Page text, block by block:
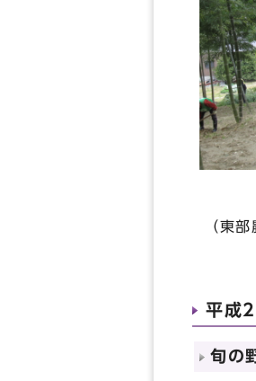
（東
平成
旬の